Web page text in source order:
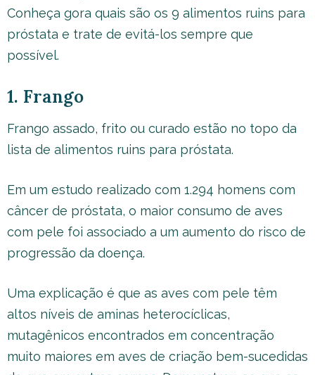
Conheça gora quais são os 9 alimentos ruins para
próstata e trate de evitá-los sempre que
possível.
1. Frango
Frango assado, frito ou curado estão no topo da
lista de alimentos ruins para próstata.
Em um estudo realizado com 1.294 homens com
câncer de próstata, o maior consumo de aves
com pele foi associado a um aumento do risco de
progressão da doença.
Uma explicação é que as aves com pele têm
altos níveis de aminas heterocíclicas,
mutagênicos encontrados em concentração
muito maiores em aves de criação bem-sucedidas